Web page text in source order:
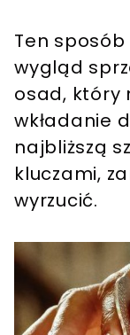
Ten
wygląd
osad, który
wkładanie
najbliższą
kluczami,
wyrzucić.